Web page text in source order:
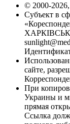
© 2000-
Субъект в
сайте,
При
Украины и
прямая
Ссылка